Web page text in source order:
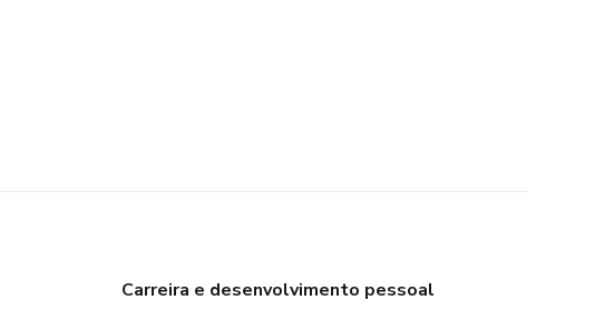
Carreira e desenvolvimento pessoal